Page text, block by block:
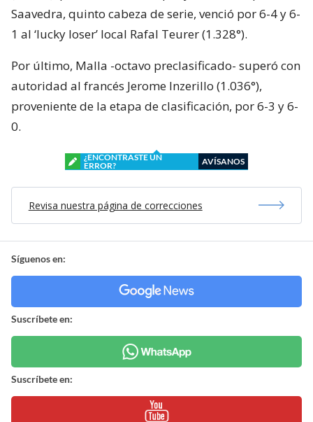
Saavedra, quinto cabeza de serie, venció por 6-4 y 6-
1 al ‘lucky loser’ local Rafal Teurer (1.328°).
Por último, Malla -octavo preclasificado- superó con
autoridad al francés Jerome Inzerillo (1.036°),
proveniente de la etapa de clasificación, por 6-3 y 6-
0.
¿ENCONTRASTE UN
ERROR?
AVÍSANOS
Revisa nuestra página de correcciones
Síguenos en:
Suscríbete en:
Suscríbete en: